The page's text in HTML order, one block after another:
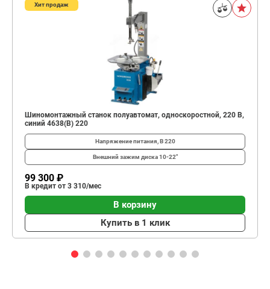
Хит продаж
Шиномонтажный станок полуавтомат, односкоростной, 220 В,
синий 4638(B) 220
Напряжение питания, В220
Внешний зажим диска10-22"
99 300 ₽
В кредит от 3 310/мес
В корзину
Купить в 1 клик